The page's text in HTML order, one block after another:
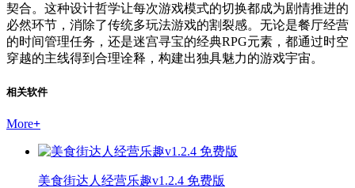
契合。这种设计哲学让每次游戏模式的切换都成为剧情推进的
必然环节，消除了传统多玩法游戏的割裂感。无论是餐厅经营
的时间管理任务，还是迷宫寻宝的经典RPG元素，都通过时空
穿越的主线得到合理诠释，构建出独具魅力的游戏宇宙。
相关软件
More+
美食街达人经营乐趣v1.2.4 免费版